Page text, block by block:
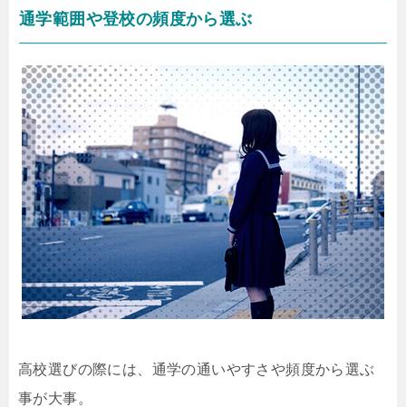
通学範囲や登校の頻度から選ぶ
高校選びの際には、通学の通いやすさや頻度から選ぶ
事が大事。